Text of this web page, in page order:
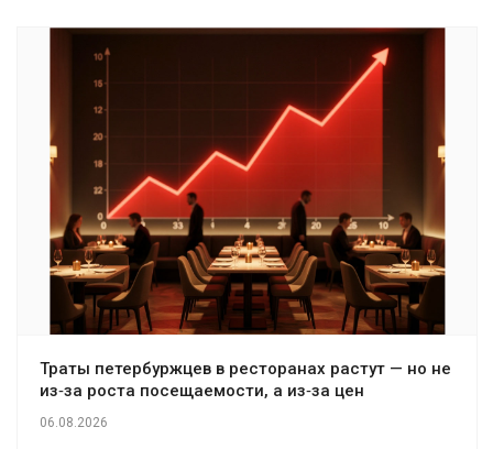
Траты петербуржцев в ресторанах растут — но не
из‑за роста посещаемости, а из‑за цен
06.08.2026